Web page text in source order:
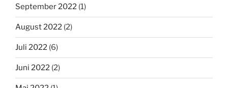
September 2022 (1)
August 2022 (2)
Juli 2022 (6)
Juni 2022 (2)